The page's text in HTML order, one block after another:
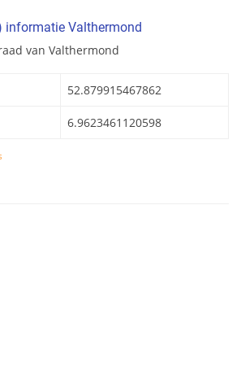
informatie Valthermond
van Valthermond
52.879915467862
6.9623461120598